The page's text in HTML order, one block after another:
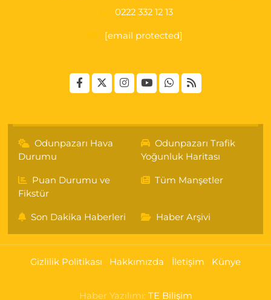
0222 332 12 13
[email protected]
Odunpazarı Hava
Durumu
Odunpazarı Trafik
Yoğunluk Haritası
Puan Durumu ve
Fikstür
Tüm Manşetler
Son Dakika Haberleri Haber Arşivi
Gizlilik Politikası Hakkımızda İletişim Künye
Haber Yazılımı: TE Bilişim